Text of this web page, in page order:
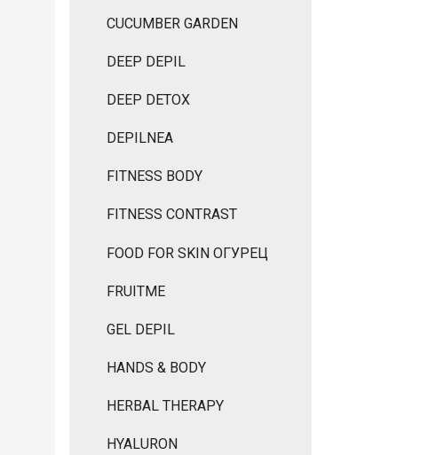
CUCUMBER GARDEN
DEEP DEPIL
DEEP DETOX
DEPILNEA
FITNESS BODY
FITNESS CONTRAST
FOOD FOR SKIN ОГУРЕЦ
FRUITME
GEL DEPIL
HANDS & BODY
HERBAL THERAPY
HYALURON